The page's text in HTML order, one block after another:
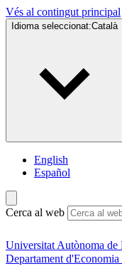
Vés al contingut principal
Idioma seleccionat:Català
English
Español
Cerca al web
Universitat Autònoma de
Departament